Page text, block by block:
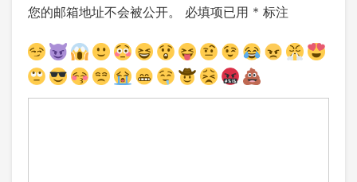
您的邮箱地址不会被公开。 必填项已用 * 标注